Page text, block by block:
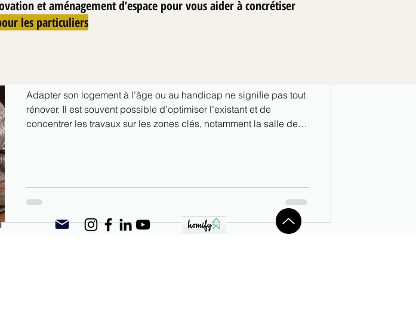
Adapter son logement à l’âge ou au handicap ne signifie pas tout
rénover. Il est souvent possible d’optimiser l’existant et de
concentrer les travaux sur les zones clés, notamment la salle de
Eloïse PORTMANN
9 févr.
2 min de lecture
et aménagement d’espace pour vous aider à concrétiser
les particuliers